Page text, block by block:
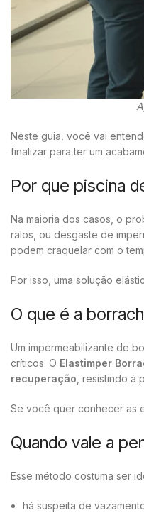
Neste guia, você vai
finalizar para ter um
Por que piscina
Na maioria dos casos, o
ralos, ou desgaste de
podem craquelar com o
Por isso, uma solução
O que é a
Um impermeabilizante de
críticos. O Elastimper
recuperação , resistindo à
Se você quer conhecer as
Quando vale a
Esse método costuma ser
há suspeita de